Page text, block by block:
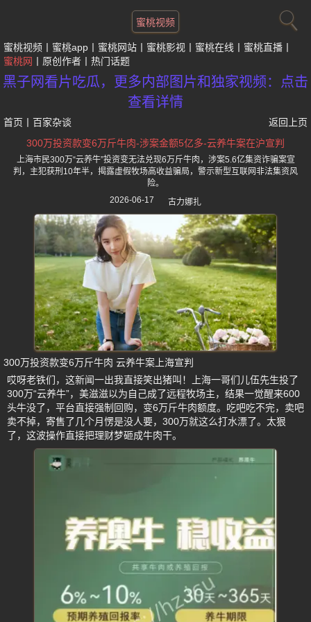
蜜桃视频
蜜桃视频 蜜桃app 蜜桃网站 蜜桃影视 蜜桃在线
蜜桃直播
蜜桃网
原创作者 热门话题
黑子网看片吃瓜，更多内部图片和独家视频：点击
查看详情
首页 百家杂谈
返回上页
300万投资款变6万斤牛肉-涉案金额5亿多-云养牛案在沪宣判
上海市民300万“云养牛”投资变无法兑现6万斤牛肉，涉案5.6亿集资诈骗案宣
判，主犯获刑10年半，揭露虚假牧场高收益骗局，警示新型互联网非法集资风
险。
2026-06-17
古力娜扎
300万投资款变6万斤牛肉 云养牛案上海宣判
哎呀老铁们，这新闻一出我直接笑出猪叫！上海一哥们儿伍先生投了
300万“云养牛”，美滋滋以为自己成了远程牧场主，结果一觉醒来600
头牛没了，平台直接强制回购，变6万斤牛肉额度。吃吧吃不完，卖吧
卖不掉，寄售了几个月愣是没人要，300万就这么打水漂了。太狠
了，这波操作直接把理财梦砸成牛肉干。